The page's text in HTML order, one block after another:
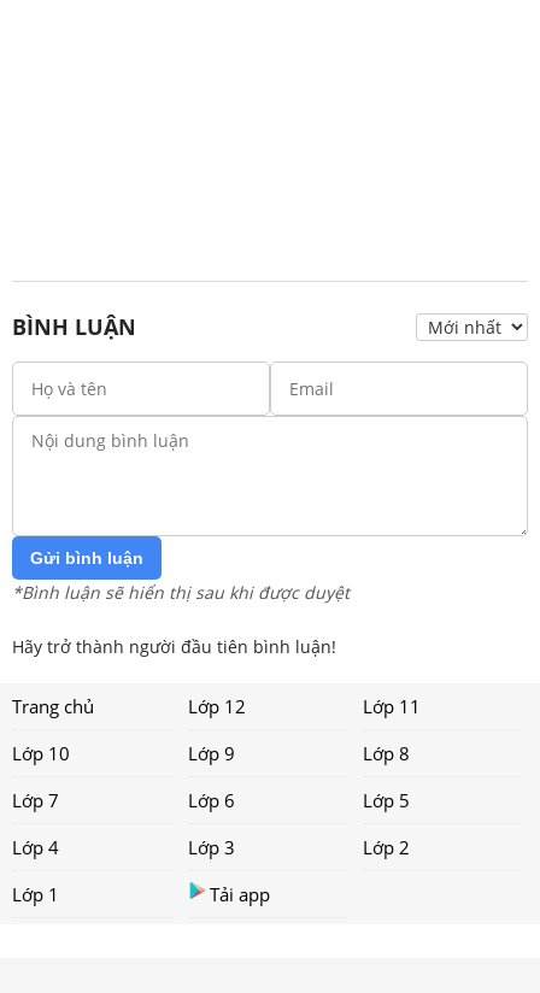
BÌNH LUẬN
Gửi bình luận
*Bình luận sẽ hiển thị sau khi được duyệt
Hãy trở thành người đầu tiên bình luận!
Trang chủ Lớp 12
Lớp 11
Lớp 10
Lớp 9
Lớp 8
Lớp 7
Lớp 6
Lớp 5
Lớp 4
Lớp 3
Lớp 2
Lớp 1
Tải app